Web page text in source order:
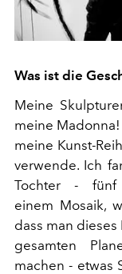
Was ist die
Meine
meine
meine Kunst-
verwende. Ich
Tochter -
einem Mosaik,
dass man
gesamten
machen - etwas